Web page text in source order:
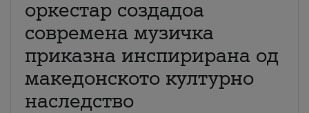
оркестар создадоа
современа музичка
приказна инспирирана од
македонското културно
наследство